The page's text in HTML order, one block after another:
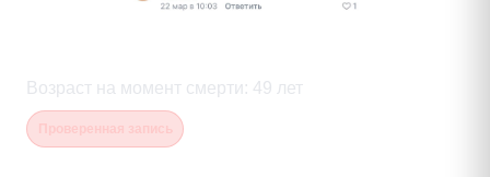
Возраст на момент смерти : 49 лет